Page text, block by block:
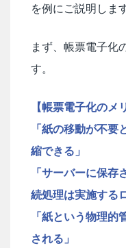
を例にご説明しま
まず、帳票電子化
す。
【帳票電子化のメ
「紙の移動が不要
縮できる」
「サーバーに保存
続処理は実施する
「紙という物理的
される」